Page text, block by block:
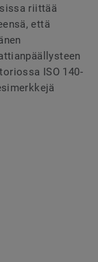
riittää
että
ISO 140-